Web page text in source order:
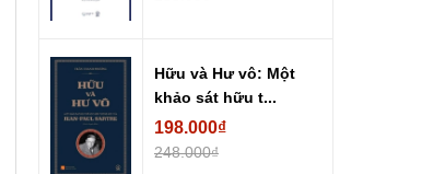
Hữu và Hư vô: Một
khảo sát hữu t...
198.000₫
248.000₫